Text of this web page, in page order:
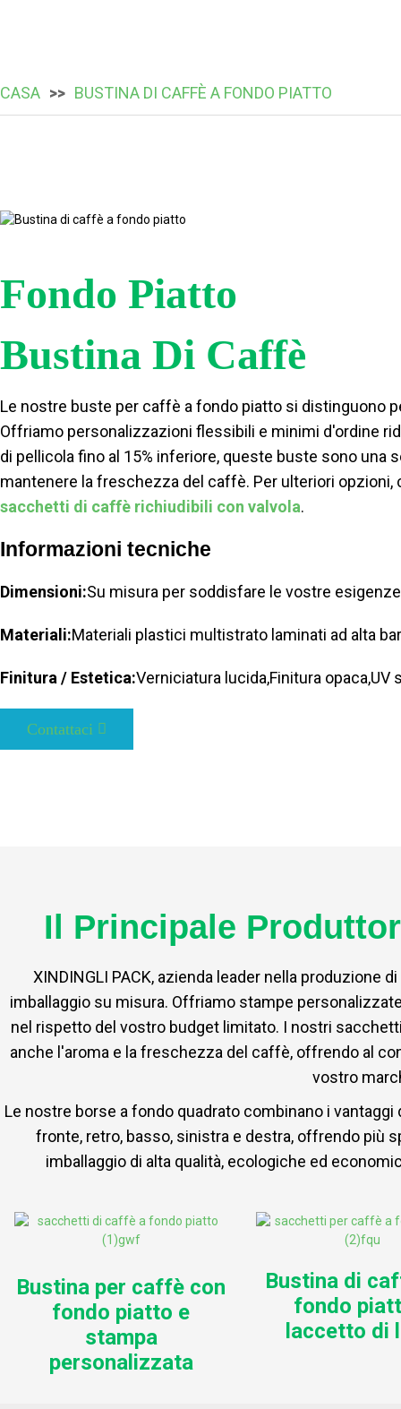
CASA BUSTINA DI CAFFÈ A FONDO PIATTO
Fondo Piatto
Bustina Di Caffè
Le nostre buste per caffè a fondo piatto si distinguono
Offriamo personalizzazioni flessibili e minimi d'ordine
di pellicola fino al 15% inferiore, queste buste sono una
mantenere la freschezza del caffè. Per ulteriori
sacchetti di caffè richiudibili con valvola.
Informazioni tecniche
Dimensioni:Su misura per soddisfare le vostre
Materiali:Materiali plastici multistrato laminati ad alta
Finitura / Estetica:Verniciatura lucida,Finitura opaca,UV
Contattaci
Il Principale
XINDINGLI PACK, azienda leader nella
imballaggio su misura. Offriamo stampe
nel rispetto del vostro budget limitato. I nostri
anche l'aroma e la freschezza del caffè, offrendo al
vostro
Le nostre borse a fondo quadrato combinano i
fronte, retro, basso, sinistra e destra, offrendo più
imballaggio di alta qualità, ecologiche ed
Bustina per caffè con
fondo piatto e
stampa
personalizzata
Bustina di
fondo
laccetto di